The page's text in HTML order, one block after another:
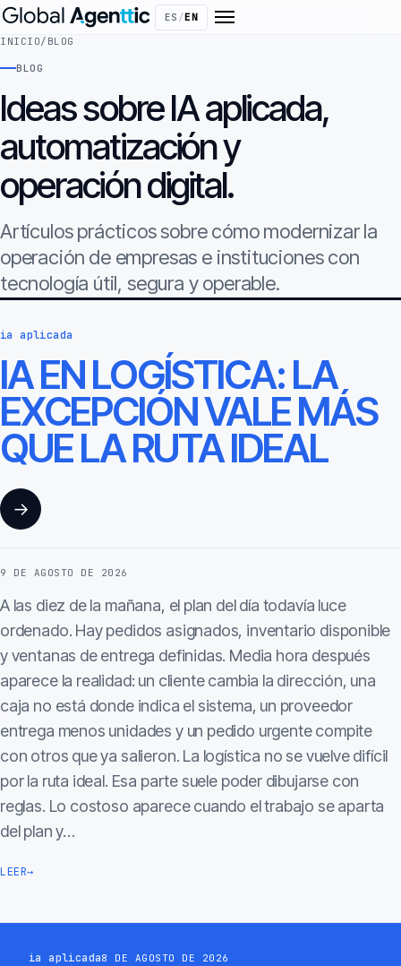
ES /EN
INICIO/ BLOG
BLOG
Ideas sobre IA aplicada,
automatización y
operación digital.
Artículos prácticos sobre cómo modernizar la
operación de empresas e instituciones con
tecnología útil, segura y operable.
ia aplicada
IA EN LOGÍSTICA: LA
EXCEPCIÓN VALE MÁS
QUE LA RUTA IDEAL
→
9 DE AGOSTO DE 2026
A las diez de la mañana, el plan del día todavía luce
ordenado. Hay pedidos asignados, inventario disponible
y ventanas de entrega definidas. Media hora después
aparece la realidad: un cliente cambia la dirección, una
caja no está donde indica el sistema, un proveedor
entrega menos unidades y un pedido urgente compite
con otros que ya salieron. La logística no se vuelve difícil
por la ruta ideal. Esa parte suele poder dibujarse con
reglas. Lo costoso aparece cuando el trabajo se aparta
del plan y…
LEER→
ia aplicada8 DE AGOSTO DE 2026